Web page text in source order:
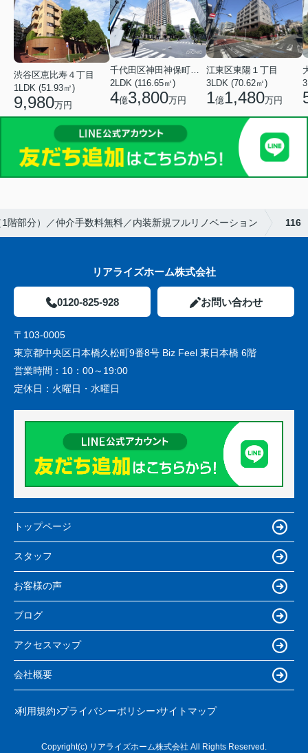
渋谷区恵比寿４丁目
1LDK (51.93㎡)
9,980万円
千代田区神田神保町１丁目
2LDK (116.65㎡)
4億3,800万円
江東区東陽１丁目
3LDK (70.62㎡)
1億1,480万円
階部分）／仲介手数料無料／内装新規フルリノベーション 116
リアライズホーム株式会社
0120-825-928 お問い合わせ
〒103-0005
東京都中央区日本橋久松町9番8号 Biz Feel 東日本橋 6階
営業時間： 10：00～19:00
定休日： 火曜日・水曜日
トップページ
スタッフ
お客様の声
ブログ
アクセスマップ
会社概要
利用規約 プライバシーポリシー サイトマップ
Copyright(c) リアライズホーム株式会社 All Rights Reserved.